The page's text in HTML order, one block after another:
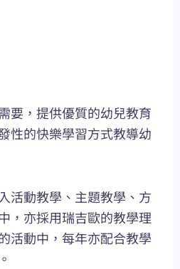
要，提供優質的幼兒教育
性的快樂學習方式教導幼
活動教學、主題教學、方
，亦採用瑞吉歐的教學理
活動中，每年亦配合教學